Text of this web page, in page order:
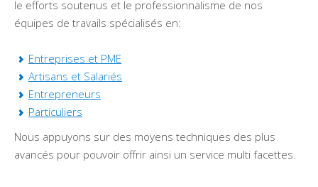
le efforts soutenus et le professionnalisme de nos
équipes de travails spécialisés en:
Entreprises et PME
Artisans et Salariés
Entrepreneurs
Particuliers
Nous appuyons sur des moyens techniques des plus
avancés pour pouvoir offrir ainsi un service multi facettes.